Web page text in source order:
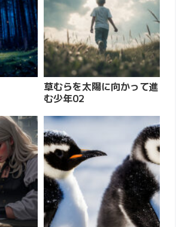
草むらを太陽に向かって進
む少年02